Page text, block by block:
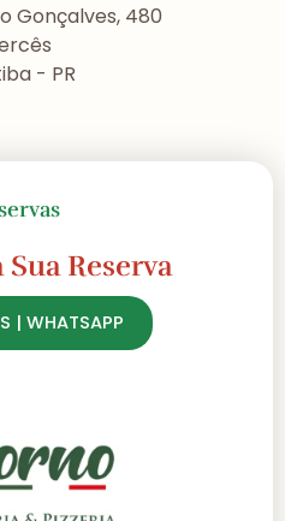
Gonçalves, 480
- PR
Sua Reserva
| WHATSAPP